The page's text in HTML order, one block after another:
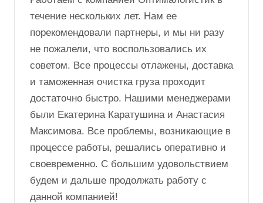
течение нескольких лет. Нам ее
порекомендовали партнеры, и мы ни разу
не пожалели, что воспользовались их
советом. Все процессы отлажены, доставка
и таможенная очистка груза проходит
достаточно быстро. Нашими менеджерами
были Екатерина Каратушина и Анастасия
Максимова. Все проблемы, возникающие в
процессе работы, решались оперативно и
своевременно. С большим удовольствием
будем и дальше продолжать работу с
данной компанией!